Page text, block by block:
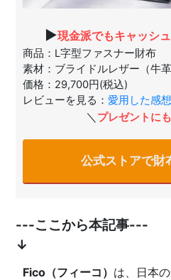
▶現金派でもキャッシ
商品：L字型ファスナー財布
素材：ブライドルレザー（牛
価格：29,700円(税込)
レビューを見る：愛用した感
＼ プレゼントに
公式ストアで財
---ここから本記事---
↓
Fico（フィーコ） は、日本